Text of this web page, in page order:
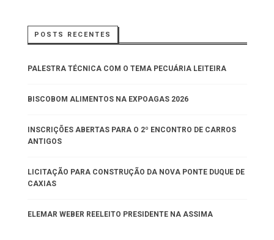
POSTS RECENTES
PALESTRA TÉCNICA COM O TEMA PECUÁRIA LEITEIRA
BISCOBOM ALIMENTOS NA EXPOAGAS 2026
INSCRIÇÕES ABERTAS PARA O 2º ENCONTRO DE CARROS
ANTIGOS
LICITAÇÃO PARA CONSTRUÇÃO DA NOVA PONTE DUQUE DE
CAXIAS
ELEMAR WEBER REELEITO PRESIDENTE NA ASSIMA